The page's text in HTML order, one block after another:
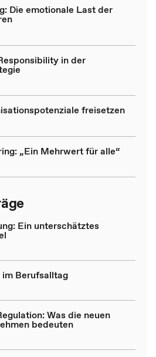
Die emotionale Last der
in der
freisetzen
„Ein Mehrwert für alle“
Ein unterschätztes
im Berufsalltag
Was die neuen
bedeuten